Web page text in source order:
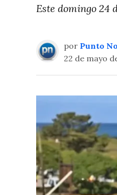
Este domingo 24
por Punto
22 de mayo